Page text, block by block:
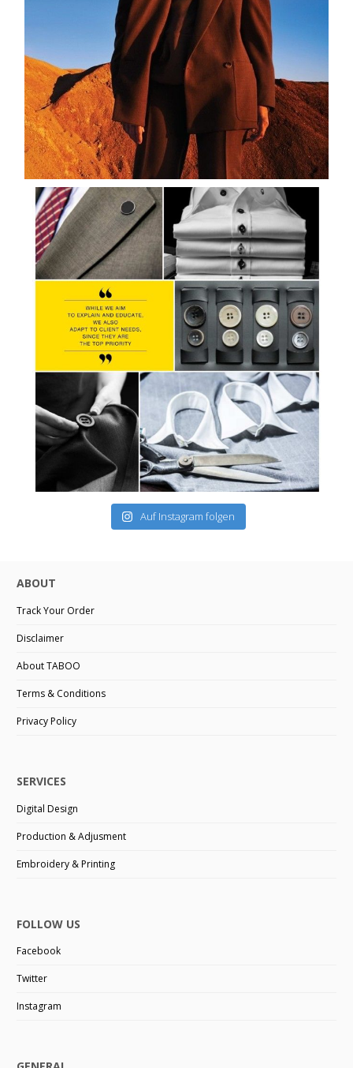
Auf Instagram folgen
ABOUT
Track Your Order
Disclaimer
About TABOO
Terms & Conditions
Privacy Policy
SERVICES
Digital Design
Production & Adjusment
Embroidery & Printing
FOLLOW US
Facebook
Twitter
Instagram